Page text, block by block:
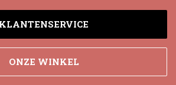
KLANTENSERVICE
ONZE WINKEL